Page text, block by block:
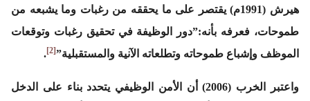
هيرش (1991م) يقتصر على ما يحققه من رغبات وما يشبعه من
طموحات، فعرفه بأنه:”دور الوظيفة في تحقيق رغبات وتوقعات
الموظف وإشباع طموحاته وتطلعاته الآنية والمستقبلية”[2]
.
واعتبر الخرب (2006) أن الأمن الوظيفي يتحدد بناء على الدخل